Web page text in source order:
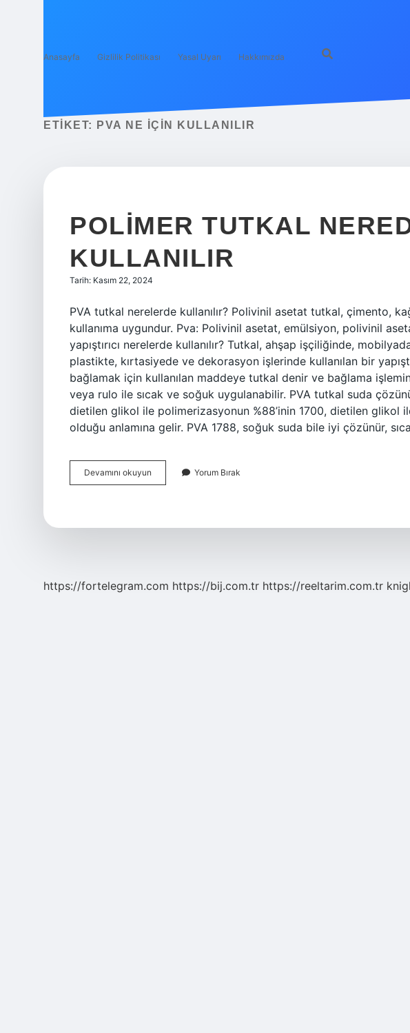
Anasayfa Gizlilik Politikası Yasal Uyarı Hakkımızda
ETIKET: PVA NE IÇIN KULLANILIR
POLIMER TUTKAL
KULLANILIR
Tarih: Kasım 22, 2024
PVA tutkal nerelerde kullanılır? Polivinil asetat tutkal, çimento,
kullanıma uygundur. Pva: Polivinil asetat, emülsiyon, polivinil
yapıştırıcı nerelerde kullanılır? Tutkal, ahşap işçiliğinde,
plastikte, kırtasiyede ve dekorasyon işlerinde kullanılan bir
bağlamak için kullanılan maddeye tutkal denir ve bağlama
veya rulo ile sıcak ve soğuk uygulanabilir. PVA tutkal suda
dietilen glikol ile polimerizasyonun %88’inin 1700, dietilen glikol
olduğu anlamına gelir. PVA 1788, soğuk suda bile iyi çözünür,
Devamını okuyun
Tutkal
Yorum Bırak
https://fortelegram.com https://bij.com.tr https://reeltarim.com.tr